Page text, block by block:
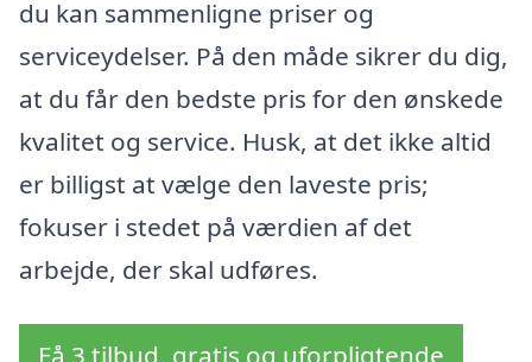
du kan sammenligne priser og
serviceydelser. På den måde sikrer du dig,
at du får den bedste pris for den ønskede
kvalitet og service. Husk, at det ikke altid
er billigst at vælge den laveste pris;
fokuser i stedet på værdien af det
arbejde, der skal udføres.
Få 3 tilbud, gratis og uforpligtende